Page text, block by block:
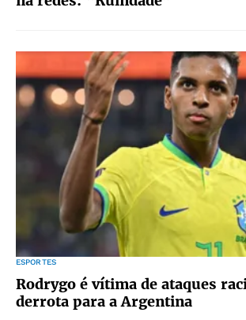
ESPORTES
Rodrygo é vítima de ataques
derrota para a Argentina